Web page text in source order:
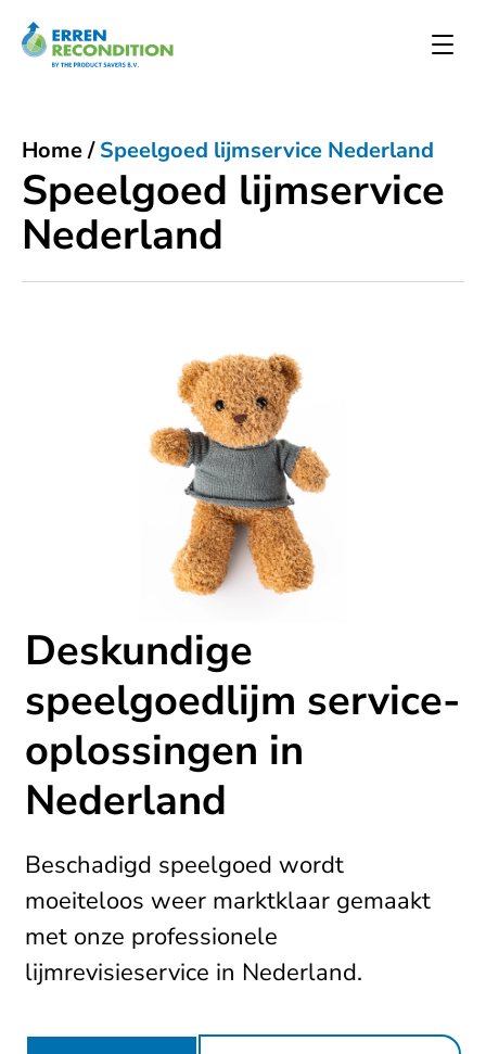
Speelgoed lijmservice
Nederland
Home/Speelgoed lijmservice Nederland
Deskundige
speelgoedlijm service-
oplossingen in
Nederland
Beschadigd speelgoed wordt
moeiteloos weer marktklaar gemaakt
met onze professionele
lijmrevisieservice in Nederland.